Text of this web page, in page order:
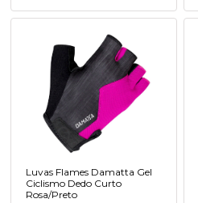
Luvas Flames Damatta Gel
Ciclismo Dedo Curto
Rosa/Preto